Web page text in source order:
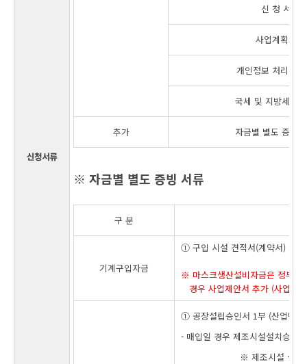
신청서류
신 청 서
사업계획서
개인정보 처리 동
국세 및 지방세 증
추가 자금별 별도 증빙
※ 자금별 별도 증빙 서류
구 분
기계구입자금
① 구입 시설 견적서(계약서) 및
※ 마스크생산설비자금은 정부사
경우 사업제안서 추가 (사업제
① 공장설립승인서 1부 (산업단지
- 매입일 경우 제조시설설치승인
※ 제조시설 설치